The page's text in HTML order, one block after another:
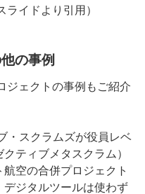
ライドより引用）
の事例
ジェクトの事例もご紹介
・スクラムズが役員レベ
ティブメタスクラム）
空の合併プロジェクト
デジタルツールは使わず